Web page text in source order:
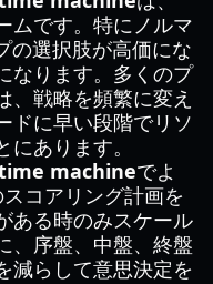
ムです。特にノルマ
の選択肢が高価にな
なります。多くのプ
、戦略を頻繁に変え
ドに早い段階でリソ
あります。
machineでよ
コアリング計画を
ある時のみスケール
、序盤、中盤、終盤
減らして意思決定を